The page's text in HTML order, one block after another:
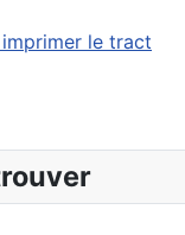
le tract
: Après le choc des